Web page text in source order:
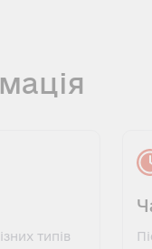
типів